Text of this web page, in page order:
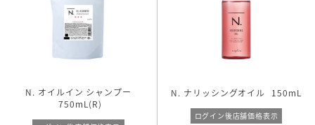
N. オイルイン シャンプー
750mL(R)
N. ナリッシングオイル 150mL
ログイン後店舗価格表示